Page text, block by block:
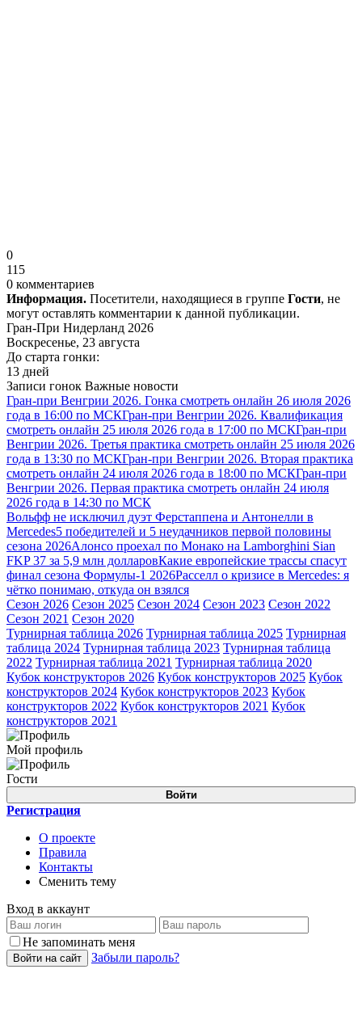
0
115
0 комментариев
Информация. Посетители, находящиеся в группе Гости, не
могут оставлять комментарии к данной публикации.
Гран-При Нидерланд 2026
Воскресенье, 23 августа
До старта гонки:
13 дней
Записи гонок Важные новости
Гран-при Венгрии 2026. Гонка смотреть онлайн 26 июля 2026
года в 16:00 по МСКГран-при Венгрии 2026. Квалификация
смотреть онлайн 25 июля 2026 года в 17:00 по МСКГран-при
Венгрии 2026. Третья практика смотреть онлайн 25 июля 2026
года в 13:30 по МСКГран-при Венгрии 2026. Вторая практика
смотреть онлайн 24 июля 2026 года в 18:00 по МСКГран-при
Венгрии 2026. Первая практика смотреть онлайн 24 июля
2026 года в 14:30 по МСК
Вольфф не исключил дуэт Ферстаппена и Антонелли в
Mercedes5 победителей и 5 неудачников первой половины
сезона 2026Алонсо проехал по Монако на Lamborghini Sian
FKP 37 за 5,9 млн долларовКакие европейские трассы спасут
финал сезона Формулы-1 2026Расселл о кризисе в Mercedes: я
чётко понимаю, откуда он взялся
Сезон 2026 Сезон 2025 Сезон 2024 Сезон 2023 Сезон 2022
Сезон 2021 Сезон 2020
Турнирная таблица 2026 Турнирная таблица 2025 Турнирная
таблица 2024 Турнирная таблица 2023 Турнирная таблица
2022 Турнирная таблица 2021 Турнирная таблица 2020
Кубок конструкторов 2026 Кубок конструкторов 2025 Кубок
конструкторов 2024 Кубок конструкторов 2023 Кубок
конструкторов 2022 Кубок конструкторов 2021 Кубок
конструкторов 2021
Мой профиль
Гости
Войти
Регистрация
О проекте
Правила
Контакты
Сменить тему
Вход в аккаунт
Не запоминать меня
Войти на сайт Забыли пароль?